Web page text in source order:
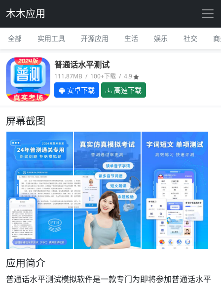
木木应用
全部 实用工具 开源应用 生活 娱乐 社交
普通话水平测试
111.87MB / 100+下载 / 4.9
安卓下载 高速下载
屏幕截图
应用简介
普通话水平测试模拟软件是一款专门为即将参加普通话水平